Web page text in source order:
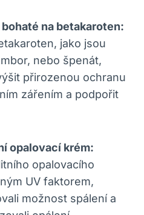
na betakaroten:
jako jsou
nebo špenát,
přirozenou ochranu
zářením a podpořit
opalovací krém:
opalovacího
UV faktorem,
možnost spálení a